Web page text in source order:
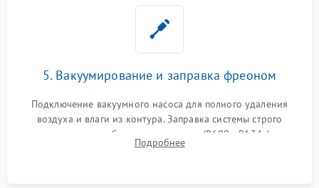
5. Вакуумирование и заправка фреоном
Подключение вакуумного насоса для полного удаления
воздуха и влаги из контура. Заправка системы строго
дозированным объемом хладагента (R600a, R134a) по
электронным весам. Контроль рабочего давления в системе.
Подробнее